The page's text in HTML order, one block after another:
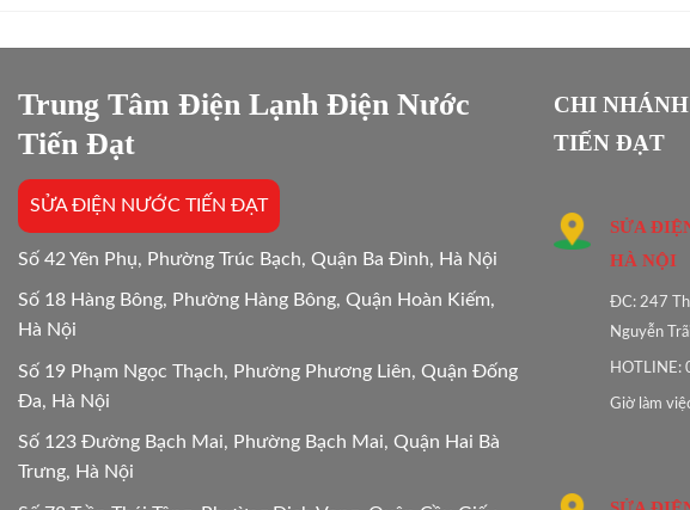
Trung Tâm Điện Lạnh Điện Nước
Tiến Đạt
SỬA ĐIỆN NƯỚC TIẾN ĐẠT
Số 42 Yên Phụ, Phường Trúc Bạch, Quận Ba Đình, Hà Nội
Số 18 Hàng Bông, Phường Hàng Bông, Quận Hoàn Kiếm,
Hà Nội
Số 19 Phạm Ngọc Thạch, Phường Phương Liên, Quận Đống
Đa, Hà Nội
Số 123 Đường Bạch Mai, Phường Bạch Mai, Quận Hai Bà
Trưng, Hà Nội
CHI
TIẾN ĐẠT
SỬA
HÀ NỘI
ĐC: 247
Nguyễn
HOTLINE:
Giờ làm